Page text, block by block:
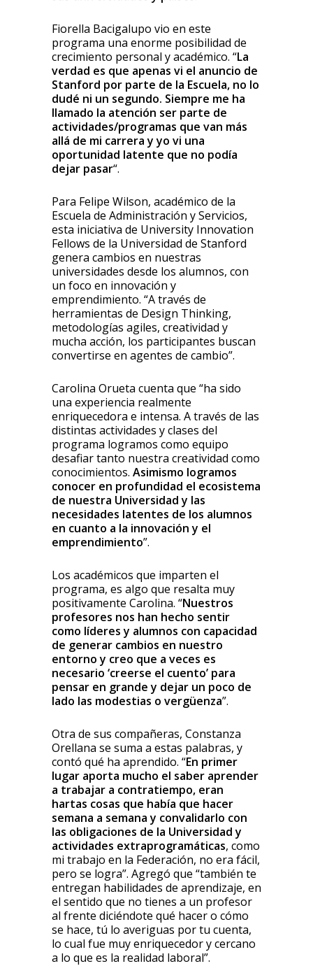
Fiorella Bacigalupo vio en este
programa una enorme posibilidad de
crecimiento personal y académico. “La
verdad es que apenas vi el anuncio de
Stanford por parte de la Escuela, no lo
dudé ni un segundo. Siempre me ha
llamado la atención ser parte de
actividades/programas que van más
allá de mi carrera y yo vi una
oportunidad latente que no podía
dejar pasar“.
Para Felipe Wilson, académico de la
Escuela de Administración y Servicios,
esta iniciativa de University Innovation
Fellows de la Universidad de Stanford
genera cambios en nuestras
universidades desde los alumnos, con
un foco en innovación y
emprendimiento. “A través de
herramientas de Design Thinking,
metodologías agiles, creatividad y
mucha acción, los participantes buscan
convertirse en agentes de cambio”.
Carolina Orueta cuenta que “ha sido
una experiencia realmente
enriquecedora e intensa. A través de las
distintas actividades y clases del
programa logramos como equipo
desafiar tanto nuestra creatividad como
conocimientos. Asimismo logramos
conocer en profundidad el ecosistema
de nuestra Universidad y las
necesidades latentes de los alumnos
en cuanto a la innovación y el
emprendimiento”.
Los académicos que imparten el
programa, es algo que resalta muy
positivamente Carolina. “Nuestros
profesores nos han hecho sentir
como líderes y alumnos con capacidad
de generar cambios en nuestro
entorno y creo que a veces es
necesario ‘creerse el cuento’ para
pensar en grande y dejar un poco de
lado las modestias o vergüenza”.
Otra de sus compañeras, Constanza
Orellana se suma a estas palabras, y
contó qué ha aprendido. “En primer
lugar aporta mucho el saber aprender
a trabajar a contratiempo, eran
hartas cosas que había que hacer
semana a semana y convalidarlo con
las obligaciones de la Universidad y
actividades extraprogramáticas, como
mi trabajo en la Federación, no era fácil,
pero se logra”. Agregó que “también te
entregan habilidades de aprendizaje, en
el sentido que no tienes a un profesor
al frente diciéndote qué hacer o cómo
se hace, tú lo averiguas por tu cuenta,
lo cual fue muy enriquecedor y cercano
a lo que es la realidad laboral”.